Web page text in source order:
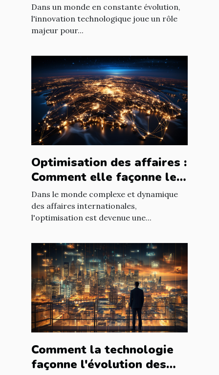
entreprise grâce aux
nouvelles technologies
Dans un monde en constante évolution,
l'innovation technologique joue un rôle
majeur pour...
Optimisation des affaires :
Comment elle façonne le
paysage économique
international
Dans le monde complexe et dynamique
des affaires internationales,
l'optimisation est devenue une...
Comment la technologie
façonne l'évolution des